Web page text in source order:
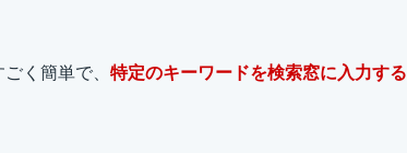
く簡単で、 特定のキーワードを検索窓に入力する